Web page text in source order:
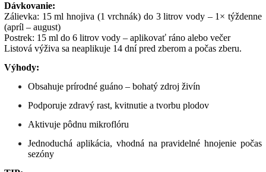
Dávkovanie:
Zálievka: 15 ml hnojiva (1 vrchnák) do 3 litrov vody – 1× týždenne
(apríl – august)
Postrek: 15 ml do 6 litrov vody – aplikovať ráno alebo večer
Listová výživa sa neaplikuje 14 dní pred zberom a počas zberu.
Výhody:
Obsahuje prírodné guáno – bohatý zdroj živín
Podporuje zdravý rast, kvitnutie a tvorbu plodov
Aktivuje pôdnu mikroflóru
Jednoduchá aplikácia, vhodná na pravidelné hnojenie počas
sezóny